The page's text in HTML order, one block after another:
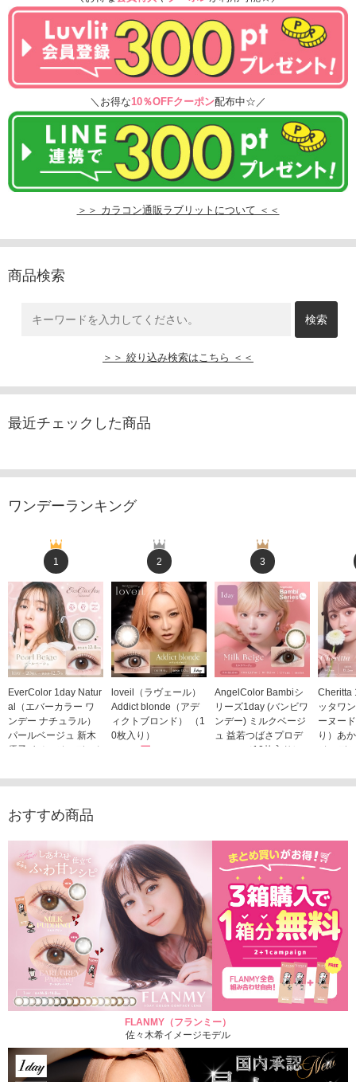
＼お得な10％OFFクーポン配布中☆／
＞＞ カラコン通販ラブリットについて ＜＜
商品検索
＞＞ 絞り込み検索はこちら ＜＜
最近チェックした商品
ワンデーランキング
1
EverColor 1day Natur
al（エバーカラー ワ
ンデー ナチュラル）
パールベージュ 新木
優子イメージモデルカ
2,598円(税込)
2
loveil（ラヴェール）
Addict blonde（アデ
ィクトブロンド） （1
0枚入り）
1,760円
3
AngelColor Bambiシ
リーズ1day (バンビワ
ンデー) ミルクベージ
ュ 益若つばさプロデ
ュース（10枚入り）
Cheritta
ッタワ
ーヌー
り）あ
ジモデル
おすすめ商品
FLANMY（フランミー）
佐々木希イメージモデル